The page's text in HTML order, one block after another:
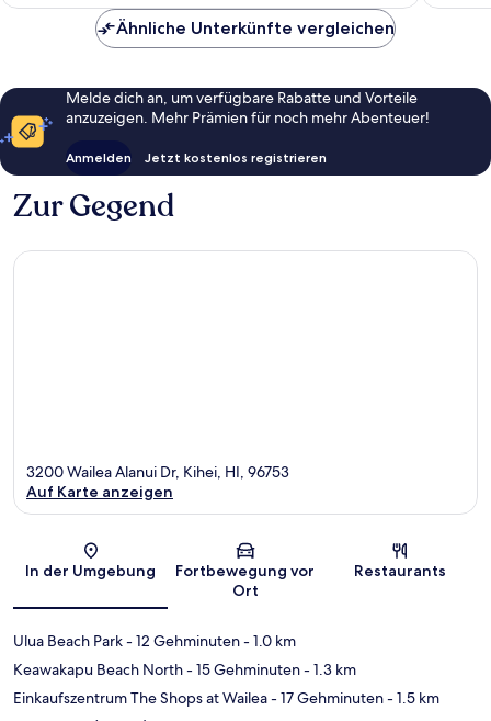
Ähnliche Unterkünfte vergleichen
Melde dich an, um verfügbare Rabatte und Vorteile
anzuzeigen. Mehr Prämien für noch mehr Abenteuer!
Anmelden Jetzt kostenlos registrieren
Zur Gegend
Karte
3200 Wailea Alanui Dr, Kihei, HI, 96753
Auf Karte anzeigen
In der Umgebung
Fortbewegung vor
Ort
Restaurants
Ulua Beach Park- 12 Gehminuten- 1.0 km
Keawakapu Beach North- 15 Gehminuten- 1.3 km
Einkaufszentrum The Shops at Wailea- 17 Gehminuten- 1.5 km